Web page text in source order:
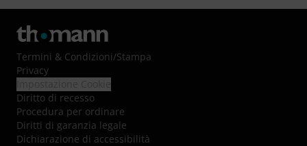
Termini & Condizioni/Stampa
Privacy
Diritto di recesso
Procedura per ordinare
Diritti di garanzia legale
Dichiarazione di accessibilità